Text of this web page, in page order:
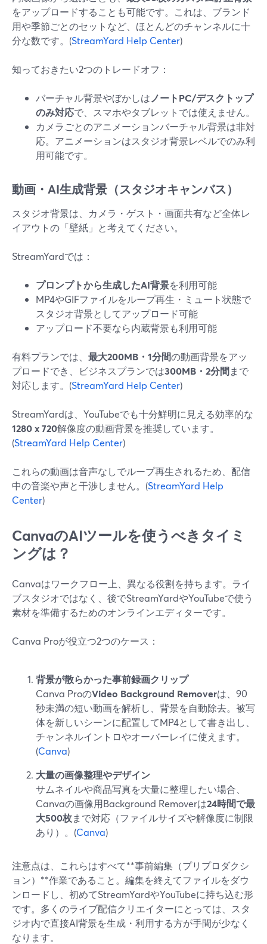
をアップロードすることも可能です。これは、ブランド
用や季節ごとのセットなど、ほとんどのチャンネルに十
分な数です。(StreamYard Help Center)
知っておきたい2つのトレードオフ：
バーチャル背景やぼかしは ノートPC/デスクトップ
のみ対応で、スマホやタブレットでは使えません。
カメラごとのアニメーションバーチャル背景は非対
応。アニメーションはスタジオ背景レベルでのみ利
用可能です。
動画・AI生成背景（スタジオキャンバス）
スタジオ背景は、カメラ・ゲスト・画面共有など全体レ
イアウトの「壁紙」と考えてください。
StreamYardでは：
プロンプトから生成したAI背景を利用可能
MP4やGIFファイルをループ再生・ミュート状態で
スタジオ背景としてアップロード可能
アップロード不要なら内蔵背景も利用可能
有料プランでは、 最大200MB・1分間の動画背景をアッ
プロードでき、ビジネスプランでは300MB・2分間まで
対応します。(StreamYard Help Center)
StreamYardは、YouTubeでも十分鮮明に見える効率的な
1280 x 720解像度の動画背景を推奨しています。
(StreamYard Help Center)
これらの動画は音声なしでループ再生されるため、配信
中の音楽や声と干渉しません。(StreamYard Help
Center)
CanvaのAIツールを使うべきタイミ
ングは？
Canvaはワークフロー上、異なる役割を持ちます。ライ
ブスタジオではなく、後でStreamYardやYouTubeで使う
素材を準備するためのオンラインエディターです。
Canva Proが役立つ2つのケース：
背景が散らかった事前録画クリップ
Canva ProのVideo Background Removerは、90
秒未満の短い動画を解析し、背景を自動除去。被写
体を新しいシーンに配置してMP4として書き出し、
チャンネルイントロやオーバーレイに使えます。
(Canva)
大量の画像整理やデザイン
サムネイルや商品写真を大量に整理したい場合、
Canvaの画像用Background Removerは24時間で最
大500枚まで対応（ファイルサイズや解像度に制限
あり）。(Canva)
注意点は、これらはすべて**事前編集（プリプロダクシ
ョン）**作業であること。編集を終えてファイルをダウ
ンロードし、初めてStreamYardやYouTubeに持ち込む形
です。多くのライブ配信クリエイターにとっては、スタ
ジオ内で直接AI背景を生成・利用する方が手間が少なく
なります。